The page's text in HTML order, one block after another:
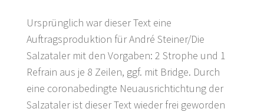
Ursprünglich war dieser Text eine
Auftragsproduktion für André Steiner/Die
Salzataler mit den Vorgaben: 2 Strophe und 1
Refrain aus je 8 Zeilen, ggf. mit Bridge. Durch
eine coronabedingte Neuausrichtichtung der
Salzataler ist dieser Text wieder frei geworden